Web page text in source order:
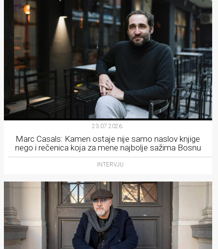
23.07.2026.
Marc Casals: Kamen ostaje nije samo naslov knjige
nego i rečenica koja za mene najbolje sažima Bosnu
INTERVJU